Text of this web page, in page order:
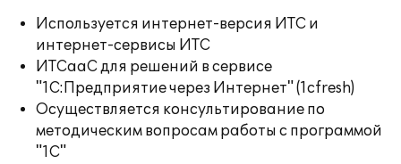
Используется интернет-версия ИТС и
интернет-сервисы ИТС
ИТСааС для решений в сервисе
"1С:Предприятие через Интернет" (1cfresh)
Осуществляется консультирование по
методическим вопросам работы с программой
"1С"